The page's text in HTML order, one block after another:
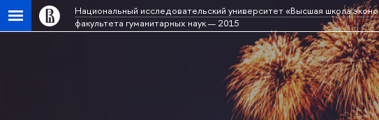
Национальный исследовательский университет «Высшая школа
факультета гуманитарных наук — 2015